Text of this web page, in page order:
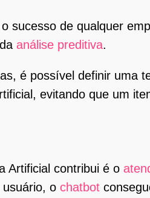
sucesso de qualquer
análise preditiva.
é possível definir uma
evitando que um
Artificial contribui é o
o chatbot